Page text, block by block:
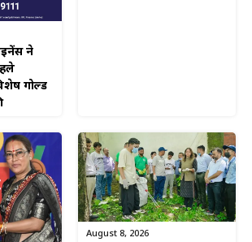
ने
गोल्ड
August 8, 2026